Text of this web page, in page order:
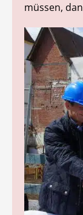
müssen,